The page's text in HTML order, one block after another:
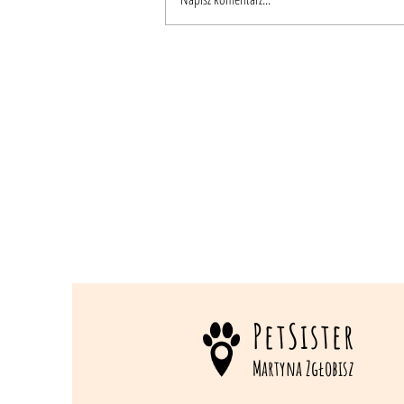
PetSister
Martyna Zgłobisz